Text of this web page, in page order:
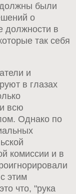
были
о
должности в
так себя
и
в глазах
всю
Однако по
комиссии и в
этим
что, "рука